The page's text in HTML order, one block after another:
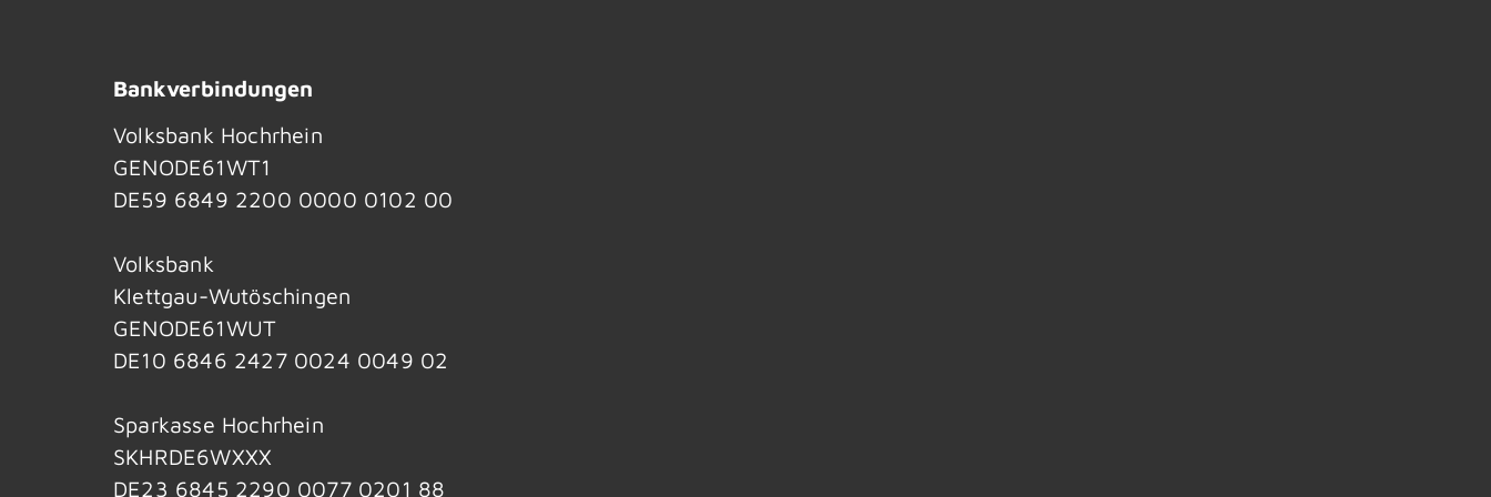
Bankverbindungen
Volksbank Hochrhein
GENODE61WT1
DE59 6849 2200 0000 0102 00
Volksbank
Klettgau-Wutöschingen
GENODE61WUT
DE10 6846 2427 0024 0049 02
Sparkasse Hochrhein
SKHRDE6WXXX
DE23 6845 2290 0077 0201 88